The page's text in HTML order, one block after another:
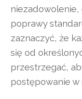
poprawy
zaznaczyć, że
się od
przestrzegać,
postępowanie w